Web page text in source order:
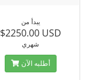
يبدأ من
$2250.00 USD
شهري
أطلبه الآن